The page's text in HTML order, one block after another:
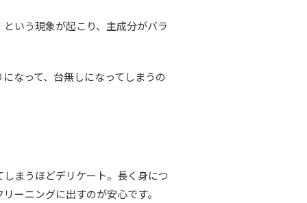
いう現象が起こり、主成分がバラ
なって、台無しになってしまうの
まうほどデリケート。長く身につ
ーニングに出すのが安心です。